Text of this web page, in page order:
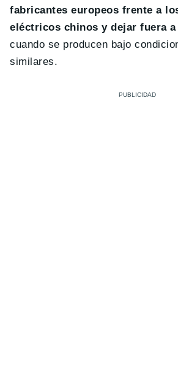
fabricantes europeos frente a
eléctricos chinos y dejar fuera
cuando se producen bajo
similares.